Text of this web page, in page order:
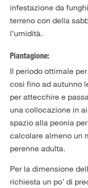
infestazione da
terreno con della
l’umidità.
Piantagione:
Il periodo ottimale
così fino ad autunno
per attecchire e
una collocazione in
spazio alla peonia
calcolare almeno un
perenne adulta.
Per la dimensione
richiesta un po’ di